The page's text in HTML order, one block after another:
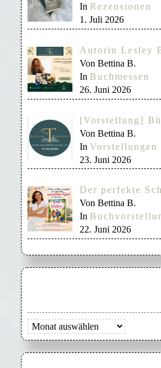
In Rezensionen
1. Juli 2026
Autorin Lesley
Von Bettina B.
In Buchmessen
26. Juni 2026
[Vorstellung]
Von Bettina B.
In Vorstellungen
23. Juni 2026
Der perfekte
Von Bettina B.
In
22. Juni 2026
Archiv